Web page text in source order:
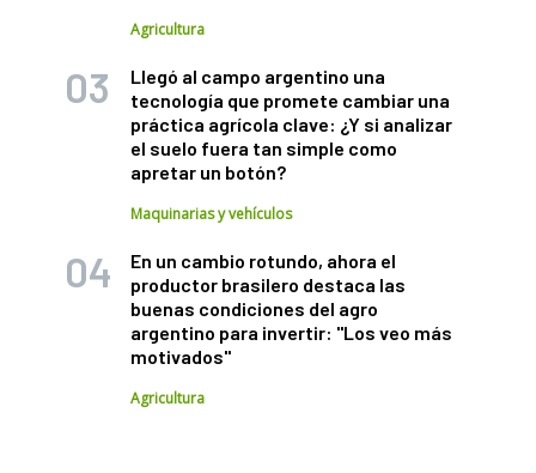
Agricultura
Llegó al campo argentino una
tecnología que promete cambiar una
práctica agrícola clave: ¿Y si analizar
el suelo fuera tan simple como
apretar un botón?
Maquinarias y vehículos
En un cambio rotundo, ahora el
productor brasilero destaca las
buenas condiciones del agro
argentino para invertir: "Los veo más
motivados"
Agricultura